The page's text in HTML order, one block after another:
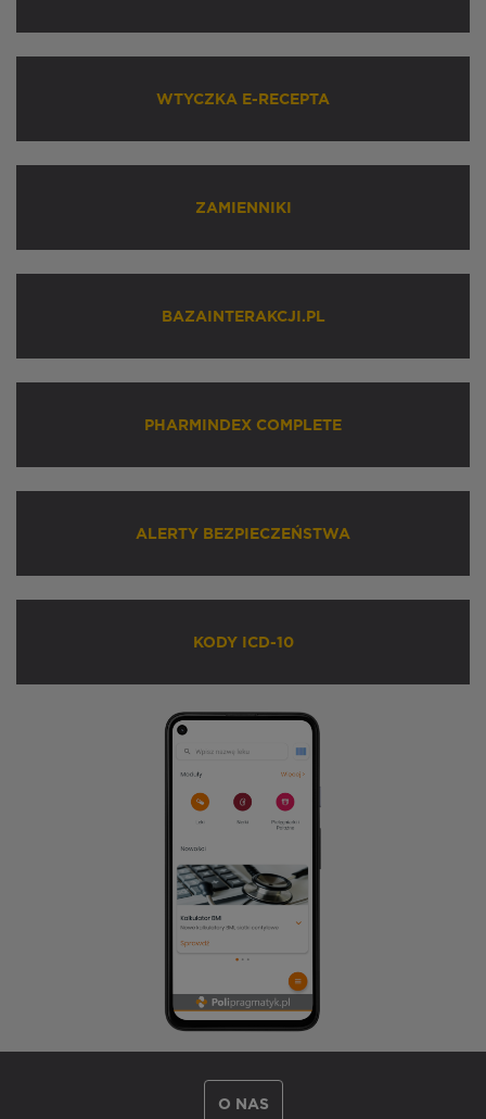
WTYCZKA E-RECEPTA
ZAMIENNIKI
BAZAINTERAKCJI.PL
PHARMINDEX COMPLETE
ALERTY BEZPIECZEŃSTWA
KODY ICD-10
O NAS